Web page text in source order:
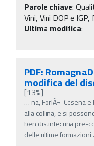
Parole chiave:
Vini, Vini DOP e
Ultima modifica:
PDF:
modifica del
[13%]
… na, ForlÃ¬-Cesena
alla collina, e si
ben distinte: una pre-
delle ultime formazioni